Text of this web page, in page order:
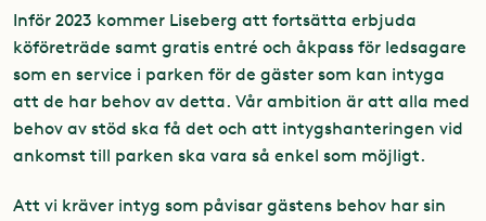
Inför 2023 kommer Liseberg att fortsätta erbjuda
köföreträde samt gratis entré och åkpass för ledsagare
som en service i parken för de gäster som kan intyga
att de har behov av detta. Vår ambition är att alla med
behov av stöd ska få det och att intygshanteringen vid
ankomst till parken ska vara så enkel som möjligt.
Att vi kräver intyg som påvisar gästens behov har sin